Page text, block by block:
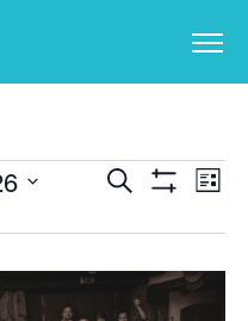
und
Suche
Liste